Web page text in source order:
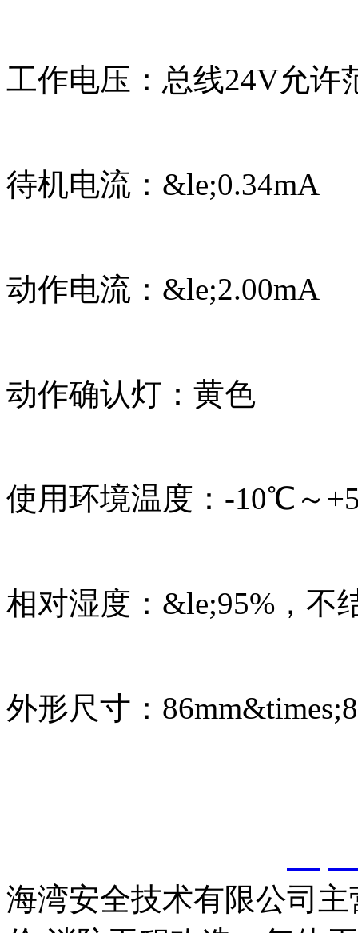
工作电压：总线24V允许
待机电流：&le;0.34mA
动作电流：&le;2.00mA
动作确认灯：黄色
使用环境温度：-10℃～
相对湿度：&le;95%，不
外形尺寸：
海湾安全技术有限公司